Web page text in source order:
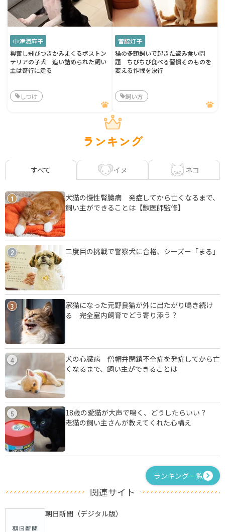
中津海麻子
興奮し飛びつきかみまくるボストン
テリアの子犬 追い詰められた飼い
主は奇行に走る
しつけ
宮脇灯子
猫の多頭飼いで起きた盗み食い問
題 ちびちび食べる習慣そのものを
変える作戦を決行
飼い方
ランキング
すべて イヌ ネコ
1
犬猫の慢性腎臓病 発症してから亡くなるまで、
飼い主ができることは【獣医師監修】
2 二度目の挑戦で警察犬に合格、シーズー「まる」
3
家猫になった元野良猫が外に出たがり鳴き続け
る 完全室内飼育でどう寄り添う？
4
犬の心臓病 僧帽弁閉鎖不全症を発症してから亡
くなるまで、飼い主ができることは
5
18歳の愛猫が大声で鳴く、どうしたらいい？
老猫の飼い主さんが教えてくれた心構え
ランキング一覧
関連サイト
朝日新聞（デジタル版）